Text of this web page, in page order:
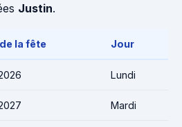
Justin.
la fête Jour
Lundi
Mardi